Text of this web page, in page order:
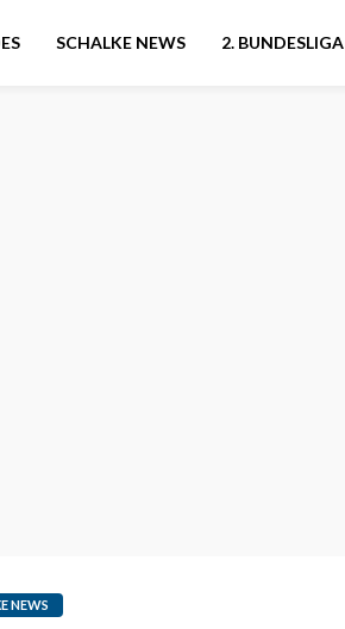
SCHALKE NEWS 2. BUNDESLIGA
NEWS